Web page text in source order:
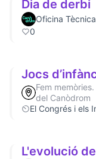
Dia de derbi
Oficina
0
Jocs
Fem
del Canòdrom
El Congrés i els
L'evolució